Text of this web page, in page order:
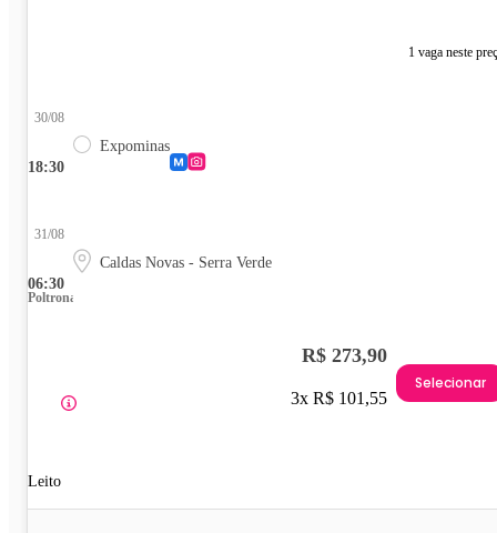
1 vaga neste
18:30
30/08
Expominas
06:30
31/08
Caldas Novas - Serra Verde
Poltrona
Leito
R$ 273,90
3x R$ 101,55
Selecionar